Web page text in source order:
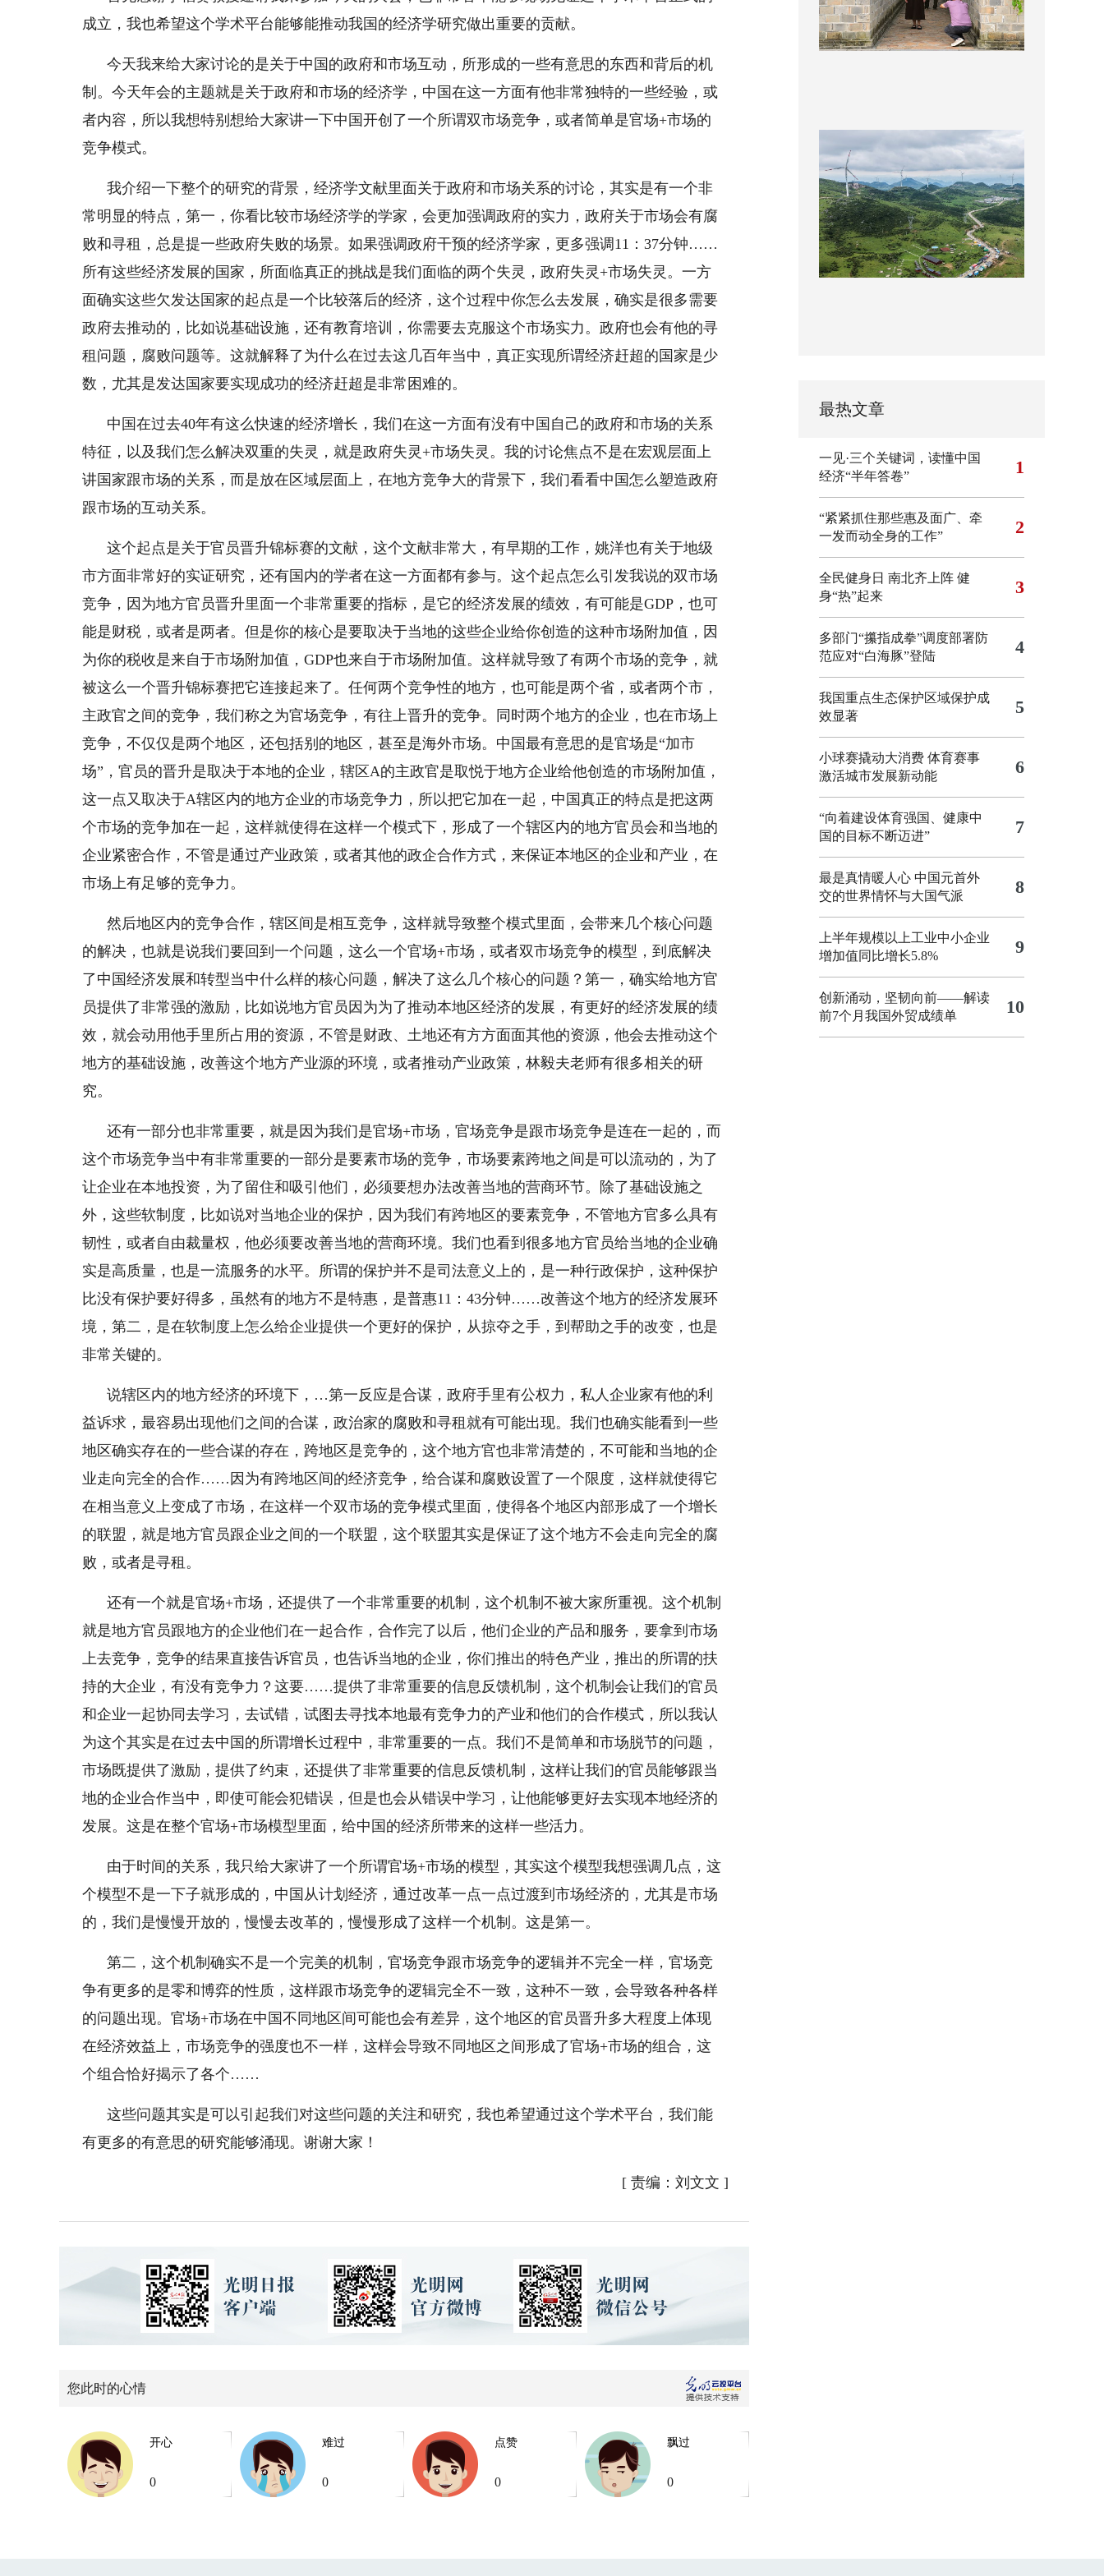
成立，我也希望这个学术平台能够能推动我国的经济学研究做出重要的贡献。
今天我来给大家讨论的是关于中国的政府和市场互动，所形成的一些有意思的东西和背后的机
制。今天年会的主题就是关于政府和市场的经济学，中国在这一方面有他非常独特的一些经验，或
者内容，所以我想特别想给大家讲一下中国开创了一个所谓双市场竞争，或者简单是官场+市场的
竞争模式。
我介绍一下整个的研究的背景，经济学文献里面关于政府和市场关系的讨论，其实是有一个非
常明显的特点，第一，你看比较市场经济学的学家，会更加强调政府的实力，政府关于市场会有腐
败和寻租，总是提一些政府失败的场景。如果强调政府干预的经济学家，更多强调11：37分钟……
所有这些经济发展的国家，所面临真正的挑战是我们面临的两个失灵，政府失灵+市场失灵。一方
面确实这些欠发达国家的起点是一个比较落后的经济，这个过程中你怎么去发展，确实是很多需要
政府去推动的，比如说基础设施，还有教育培训，你需要去克服这个市场实力。政府也会有他的寻
租问题，腐败问题等。这就解释了为什么在过去这几百年当中，真正实现所谓经济赶超的国家是少
数，尤其是发达国家要实现成功的经济赶超是非常困难的。
中国在过去40年有这么快速的经济增长，我们在这一方面有没有中国自己的政府和市场的关系
特征，以及我们怎么解决双重的失灵，就是政府失灵+市场失灵。我的讨论焦点不是在宏观层面上
讲国家跟市场的关系，而是放在区域层面上，在地方竞争大的背景下，我们看看中国怎么塑造政府
跟市场的互动关系。
这个起点是关于官员晋升锦标赛的文献，这个文献非常大，有早期的工作，姚洋也有关于地级
市方面非常好的实证研究，还有国内的学者在这一方面都有参与。这个起点怎么引发我说的双市场
竞争，因为地方官员晋升里面一个非常重要的指标，是它的经济发展的绩效，有可能是GDP，也可
能是财税，或者是两者。但是你的核心是要取决于当地的这些企业给你创造的这种市场附加值，因
为你的税收是来自于市场附加值，GDP也来自于市场附加值。这样就导致了有两个市场的竞争，就
被这么一个晋升锦标赛把它连接起来了。任何两个竞争性的地方，也可能是两个省，或者两个市，
主政官之间的竞争，我们称之为官场竞争，有往上晋升的竞争。同时两个地方的企业，也在市场上
竞争，不仅仅是两个地区，还包括别的地区，甚至是海外市场。中国最有意思的是官场是“加市
场”，官员的晋升是取决于本地的企业，辖区A的主政官是取悦于地方企业给他创造的市场附加值，
这一点又取决于A辖区内的地方企业的市场竞争力，所以把它加在一起，中国真正的特点是把这两
个市场的竞争加在一起，这样就使得在这样一个模式下，形成了一个辖区内的地方官员会和当地的
企业紧密合作，不管是通过产业政策，或者其他的政企合作方式，来保证本地区的企业和产业，在
市场上有足够的竞争力。
然后地区内的竞争合作，辖区间是相互竞争，这样就导致整个模式里面，会带来几个核心问题
的解决，也就是说我们要回到一个问题，这么一个官场+市场，或者双市场竞争的模型，到底解决
了中国经济发展和转型当中什么样的核心问题，解决了这么几个核心的问题？第一，确实给地方官
员提供了非常强的激励，比如说地方官员因为为了推动本地区经济的发展，有更好的经济发展的绩
效，就会动用他手里所占用的资源，不管是财政、土地还有方方面面其他的资源，他会去推动这个
地方的基础设施，改善这个地方产业源的环境，或者推动产业政策，林毅夫老师有很多相关的研
究。
还有一部分也非常重要，就是因为我们是官场+市场，官场竞争是跟市场竞争是连在一起的，而
这个市场竞争当中有非常重要的一部分是要素市场的竞争，市场要素跨地之间是可以流动的，为了
让企业在本地投资，为了留住和吸引他们，必须要想办法改善当地的营商环节。除了基础设施之
外，这些软制度，比如说对当地企业的保护，因为我们有跨地区的要素竞争，不管地方官多么具有
韧性，或者自由裁量权，他必须要改善当地的营商环境。我们也看到很多地方官员给当地的企业确
实是高质量，也是一流服务的水平。所谓的保护并不是司法意义上的，是一种行政保护，这种保护
比没有保护要好得多，虽然有的地方不是特惠，是普惠11：43分钟……改善这个地方的经济发展环
境，第二，是在软制度上怎么给企业提供一个更好的保护，从掠夺之手，到帮助之手的改变，也是
非常关键的。
说辖区内的地方经济的环境下，…第一反应是合谋，政府手里有公权力，私人企业家有他的利
益诉求，最容易出现他们之间的合谋，政治家的腐败和寻租就有可能出现。我们也确实能看到一些
地区确实存在的一些合谋的存在，跨地区是竞争的，这个地方官也非常清楚的，不可能和当地的企
业走向完全的合作……因为有跨地区间的经济竞争，给合谋和腐败设置了一个限度，这样就使得它
在相当意义上变成了市场，在这样一个双市场的竞争模式里面，使得各个地区内部形成了一个增长
的联盟，就是地方官员跟企业之间的一个联盟，这个联盟其实是保证了这个地方不会走向完全的腐
败，或者是寻租。
还有一个就是官场+市场，还提供了一个非常重要的机制，这个机制不被大家所重视。这个机制
就是地方官员跟地方的企业他们在一起合作，合作完了以后，他们企业的产品和服务，要拿到市场
上去竞争，竞争的结果直接告诉官员，也告诉当地的企业，你们推出的特色产业，推出的所谓的扶
持的大企业，有没有竞争力？这要……提供了非常重要的信息反馈机制，这个机制会让我们的官员
和企业一起协同去学习，去试错，试图去寻找本地最有竞争力的产业和他们的合作模式，所以我认
为这个其实是在过去中国的所谓增长过程中，非常重要的一点。我们不是简单和市场脱节的问题，
市场既提供了激励，提供了约束，还提供了非常重要的信息反馈机制，这样让我们的官员能够跟当
地的企业合作当中，即使可能会犯错误，但是也会从错误中学习，让他能够更好去实现本地经济的
发展。这是在整个官场+市场模型里面，给中国的经济所带来的这样一些活力。
由于时间的关系，我只给大家讲了一个所谓官场+市场的模型，其实这个模型我想强调几点，这
个模型不是一下子就形成的，中国从计划经济，通过改革一点一点过渡到市场经济的，尤其是市场
的，我们是慢慢开放的，慢慢去改革的，慢慢形成了这样一个机制。这是第一。
第二，这个机制确实不是一个完美的机制，官场竞争跟市场竞争的逻辑并不完全一样，官场竞
争有更多的是零和博弈的性质，这样跟市场竞争的逻辑完全不一致，这种不一致，会导致各种各样
的问题出现。官场+市场在中国不同地区间可能也会有差异，这个地区的官员晋升多大程度上体现
在经济效益上，市场竞争的强度也不一样，这样会导致不同地区之间形成了官场+市场的组合，这
个组合恰好揭示了各个……
这些问题其实是可以引起我们对这些问题的关注和研究，我也希望通过这个学术平台，我们能
有更多的有意思的研究能够涌现。谢谢大家！
[ 责编：刘文文 ]
您此时的心情
开心
0
难过
0
点赞
0
飘过
0
最热文章
一见·三个关键词，读懂中国
经济“半年答卷”
1
“紧紧抓住那些惠及面广、牵
一发而动全身的工作”
2
全民健身日 南北齐上阵 健
身“热”起来
3
多部门“攥指成拳”调度部署防
范应对“白海豚”登陆
4
我国重点生态保护区域保护成
效显著
5
小球赛撬动大消费 体育赛事
激活城市发展新动能
6
“向着建设体育强国、健康中
国的目标不断迈进”
7
最是真情暖人心 中国元首外
交的世界情怀与大国气派
8
上半年规模以上工业中小企业
增加值同比增长5.8%
9
创新涌动，坚韧向前——解读
前7个月我国外贸成绩单
10